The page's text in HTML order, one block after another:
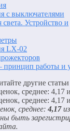
с выключателями
Устройство и
LX-02
работы и
другие
среднее: 4,17
быть